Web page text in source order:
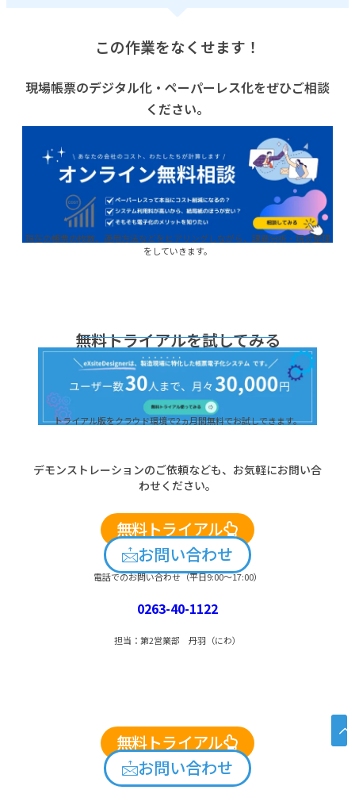
この作業をなくせます！
現場帳票のデジタル化・ペーパーレス化をぜひご相談
ください。
現在の帳票の枚数、運用方法などをヒアリングしながら、課題分析・現状整理
をしていきます。
無料トライアルを試してみる
トライアル版をクラウド環境で2ヵ月間無料でお試しできます。
デモンストレーションのご依頼なども、お気軽にお問い合
わせください。
無料トライアル
お問い合わせ
電話でのお問い合わせ（平日9:00～17:00）
0263-40-1122
担当：第2営業部 丹羽（にわ）
無料トライアル
お問い合わせ